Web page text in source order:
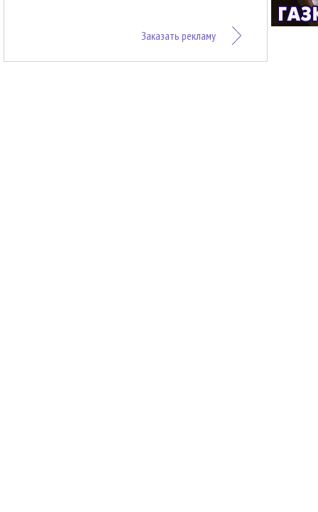
Заказать рекламу